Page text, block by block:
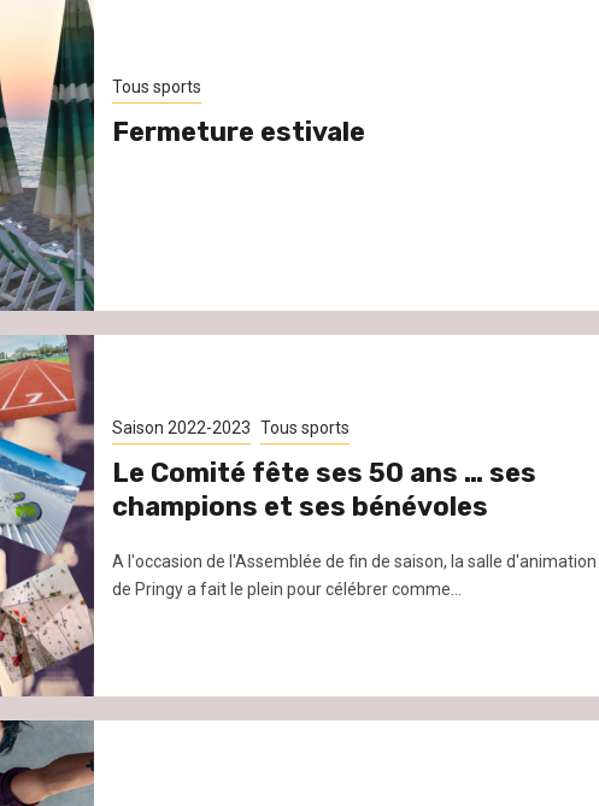
Tous sports
Fermeture estivale
Saison 2022-2023 Tous sports
Le Comité fête ses 50 ans … ses
champions et ses bénévoles
A l'occasion de l'Assemblée de fin de saison, la salle d'animation
de Pringy a fait le plein pour célébrer comme...